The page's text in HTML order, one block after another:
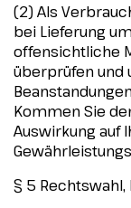
(2) Als
bei Lieferung
offensichtliche
überprüfen und
Kommen Sie
Auswirkung auf
§ 5